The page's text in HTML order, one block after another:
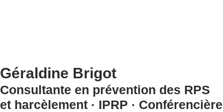
Géraldine Brigot
Consultante en prévention des RPS
et harcèlement · IPRP · Conférencière